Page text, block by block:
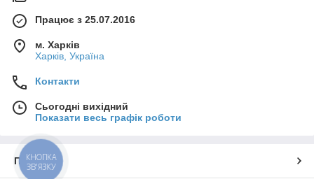
Працює з 25.07.2016
м. Харків
Харків, Україна
Контакти
Сьогодні вихідний
Показати весь графік роботи
Про нас
КНОПКА
ЗВ'ЯЗКУ